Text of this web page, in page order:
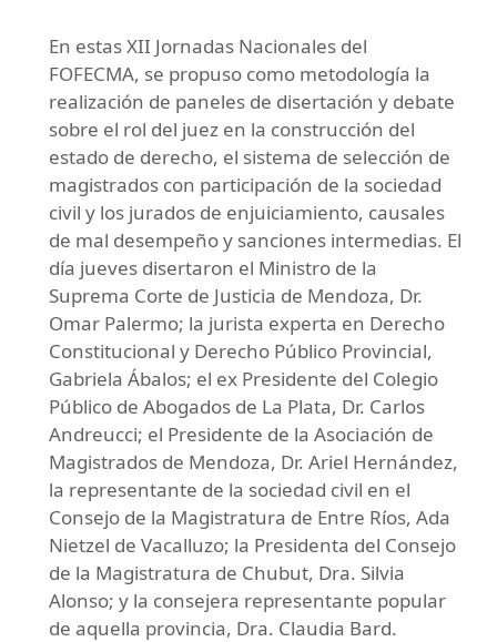
En estas XII Jornadas Nacionales del
FOFECMA, se propuso como metodología la
realización de paneles de disertación y debate
sobre el rol del juez en la construcción del
estado de derecho, el sistema de selección de
magistrados con participación de la sociedad
civil y los jurados de enjuiciamiento, causales
de mal desempeño y sanciones intermedias. El
día jueves disertaron el Ministro de la
Suprema Corte de Justicia de Mendoza, Dr.
Omar Palermo; la jurista experta en Derecho
Constitucional y Derecho Público Provincial,
Gabriela Ábalos; el ex Presidente del Colegio
Público de Abogados de La Plata, Dr. Carlos
Andreucci; el Presidente de la Asociación de
Magistrados de Mendoza, Dr. Ariel Hernández,
la representante de la sociedad civil en el
Consejo de la Magistratura de Entre Ríos, Ada
Nietzel de Vacalluzo; la Presidenta del Consejo
de la Magistratura de Chubut, Dra. Silvia
Alonso; y la consejera representante popular
de aquella provincia, Dra. Claudia Bard.